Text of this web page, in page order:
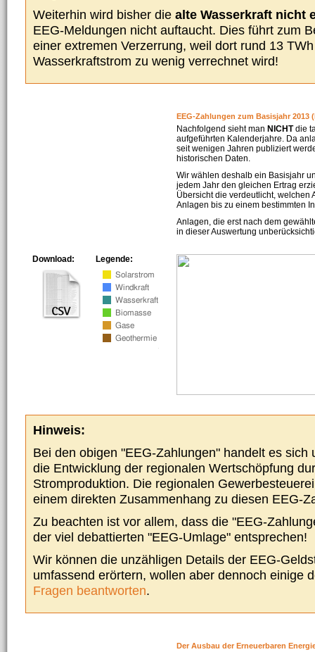
Weiterhin wird bisher die alte Wasserkraft nicht
EEG-Meldungen nicht auftaucht. Dies führt zum
einer extremen Verzerrung, weil dort rund 13
Wasserkraftstrom zu wenig verrechnet wird!
EEG-Zahlungen zum Basisjahr 2013
Nachfolgend sieht man NICHTdie
aufgeführten Kalenderjahre. Da
seit wenigen Jahren publiziert
historischen Daten.
Wir wählen deshalb ein Basisjahr
jedem Jahr den gleichen Ertrag
Übersicht die verdeutlicht, welchen
Anlagen bis zu einem bestimmten
Anlagen, die erst nach dem
in dieser Auswertung
Legende:
Download:
Hinweis:
Bei den obigen "EEG-Zahlungen" handelt es sich
die Entwicklung der regionalen Wertschöpfung
Stromproduktion. Die regionalen
einem direkten Zusammenhang zu diesen EEG-
Zu beachten ist vor allem, dass die "EEG-
der viel debattierten "EEG-Umlage" entsprechen!
Wir können die unzähligen Details der EEG-
umfassend erörtern, wollen aber dennoch einige
Fragen beantworten.
Der Ausbau der Erneuerbaren